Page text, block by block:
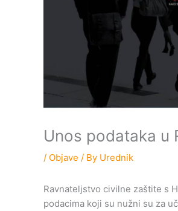
Unos podataka u
/ Objave / By Urednik
Ravnateljstvo civilne zaštite s
podacima koji su nužni su za